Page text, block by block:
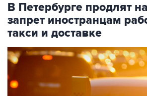
В Петербурге продлят
запрет иностранцам
такси и доставке